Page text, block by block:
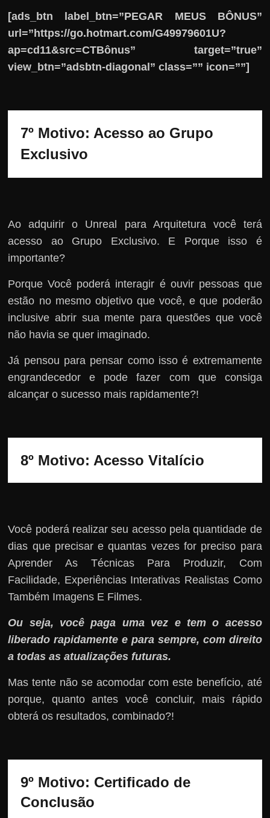
[ads_btn label_btn=”PEGAR MEUS BÔNUS”
url=”https://go.hotmart.com/G49979601U?
ap=cd11&src=CTBônus” target=”true”
view_btn=”adsbtn-diagonal” class=”” icon=””]
7º Motivo: Acesso ao Grupo
Exclusivo
Ao adquirir o Unreal para Arquitetura você terá
acesso ao Grupo Exclusivo. E Porque isso é
importante?
Porque Você poderá interagir é ouvir pessoas que
estão no mesmo objetivo que você, e que poderão
inclusive abrir sua mente para questões que você
não havia se quer imaginado.
Já pensou para pensar como isso é extremamente
engrandecedor e pode fazer com que consiga
alcançar o sucesso mais rapidamente?!
8º Motivo: Acesso Vitalício
Você poderá realizar seu acesso pela quantidade de
dias que precisar e quantas vezes for preciso para
Aprender As Técnicas Para Produzir, Com
Facilidade, Experiências Interativas Realistas Como
Também Imagens E Filmes.
Ou seja, você paga uma vez e tem o acesso
liberado rapidamente e para sempre, com direito
a todas as atualizações futuras.
Mas tente não se acomodar com este benefício, até
porque, quanto antes você concluir, mais rápido
obterá os resultados, combinado?!
9º Motivo: Certificado de
Conclusão